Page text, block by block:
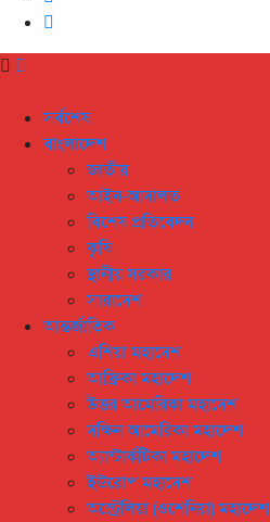
সর্বশেষ
বাংলাদেশ
জাতীয়
আইন-আদালত
বিশেষ প্রতিবেদন
কৃষি
স্থানীয় সরকার
সারাদেশ
আন্তর্জাতিক
এশিয়া মহাদেশ
আফ্রিকা মহাদেশ
উত্তর আমেরিকা মহাদেশ
দক্ষিন আমেরিকা মহাদেশ
অ্যান্টার্কটিকা মহাদেশ
ইউরোপ মহাদেশ
অস্ট্রেলিয়া (ওশেনিয়া) মহাদেশ